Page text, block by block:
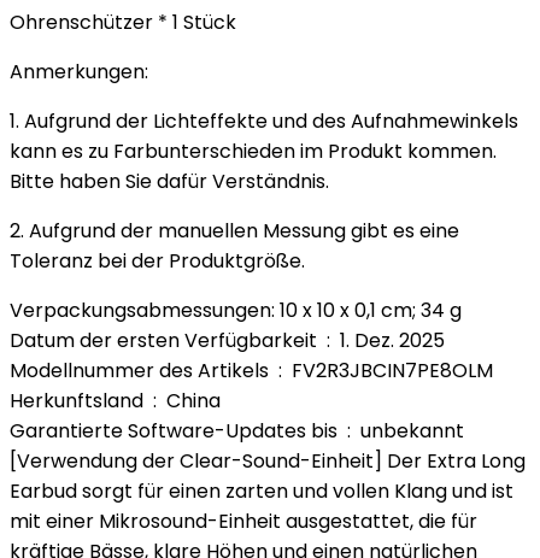
Ohrenschützer * 1 Stück
Anmerkungen:
1. Aufgrund der Lichteffekte und des Aufnahmewinkels
kann es zu Farbunterschieden im Produkt kommen.
Bitte haben Sie dafür Verständnis.
2. Aufgrund der manuellen Messung gibt es eine
Toleranz bei der Produktgröße.
Verpackungsabmessungen: 10 x 10 x 0,1 cm; 34 g
Datum der ersten Verfügbarkeit ‏ : ‎ 1. Dez. 2025
Modellnummer des Artikels ‏ : ‎ FV2R3JBCIN7PE8OLM
Herkunftsland ‏ : ‎ China
Garantierte Software-Updates bis ‏ : ‎ unbekannt
[Verwendung der Clear-Sound-Einheit] Der Extra Long
Earbud sorgt für einen zarten und vollen Klang und ist
mit einer Mikrosound-Einheit ausgestattet, die für
kräftige Bässe, klare Höhen und einen natürlichen